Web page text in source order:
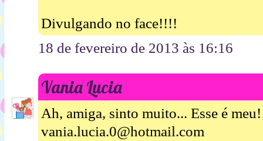
Divulgando no face!!!!
18 de fevereiro de 2013 às 16:16
Vania Lucia
Ah, amiga, sinto muito... Esse é meu!
vania.lucia.0@hotmail.com